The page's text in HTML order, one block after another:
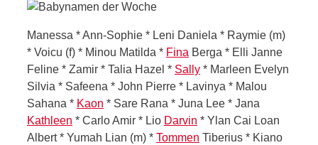
Manessa * Ann-Sophie * Leni Daniela * Raymie (m)
* Voicu (f) * Minou Matilda * Fina Berga * Elli Janne
Feline * Zamir * Talia Hazel * Sally * Marleen Evelyn
Silvia * Safeena * John Pierre * Lavinya * Malou
Sahana * Kaon * Sare Rana * Juna Lee * Jana
Kathleen * Carlo Amir * Lio Darvin * Ylan Cai Loan
Albert * Yumah Lian (m) * Tommen Tiberius * Kiano